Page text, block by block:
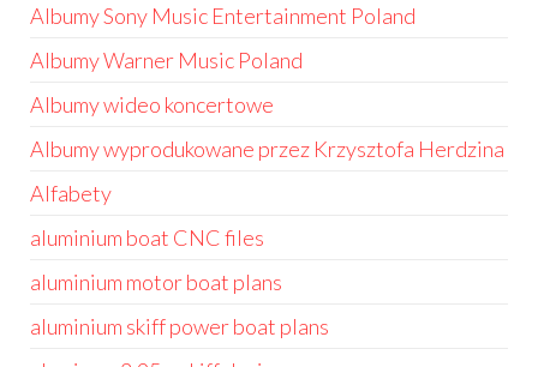
Albumy Sony Music Entertainment Poland
Albumy Warner Music Poland
Albumy wideo koncertowe
Albumy wyprodukowane przez Krzysztofa Herdzina
Alfabety
aluminium boat CNC files
aluminium motor boat plans
aluminium skiff power boat plans